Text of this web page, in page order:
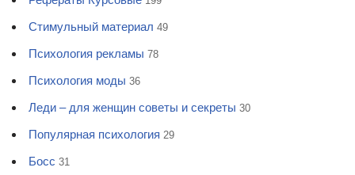
Стимульный материал 49
Психология рекламы 78
Психология моды 36
Леди – для женщин советы и секреты 30
Популярная психология 29
Босс 31